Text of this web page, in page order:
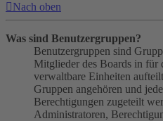
Nach oben
Was sind Benutzergruppen?
Benutzergruppen sind
Mitglieder des Boards in
verwaltbare Einheiten
Gruppen angehören und
Berechtigungen zugeteilt
Administratoren,